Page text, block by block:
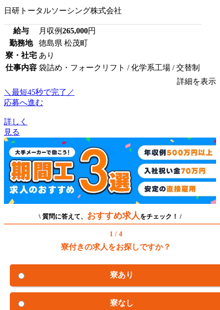
日研トータルソーシング株式会社
給与 月収例265,000円
勤務地
徳島県 松茂町
寮・社宅 あり
仕事内容 袋詰め・フォークリフト / 化学系工場 / 交替制
詳細を表示
＼最短45秒で完了／
応募へ進む
詳しく
見る
\ 質問に答えて、 おすすめ求人 をチェック！ /
1 / 4
寮付きの求人をお探しですか？
寮あり
寮なし